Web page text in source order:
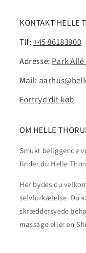
KONTAKT HELLE
Tlf:+45 86183900
Adresse: Park Allé
Mail:
Fortryd dit køb
OM HELLE
Smukt beliggende
finder du Helle
Her bydes du
selvforkælelse. Du
skræddersyede
massage eller en